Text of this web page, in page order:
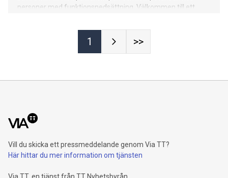
personer med funktionsnedsättning. Välkommen till ett
Samhalls vd Sara Revell Ford och representanter för Svensk
Handel, Lidl, Adlibris och Willys.
1 >>
Vill du skicka ett pressmeddelande genom Via TT?
Här hittar du mer information om tjänsten